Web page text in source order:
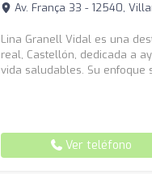
Av. França 33 - 12540,
Lina Granell Vidal es una
real, Castellón, dedicada a
vida saludables. Su
Ver teléfono